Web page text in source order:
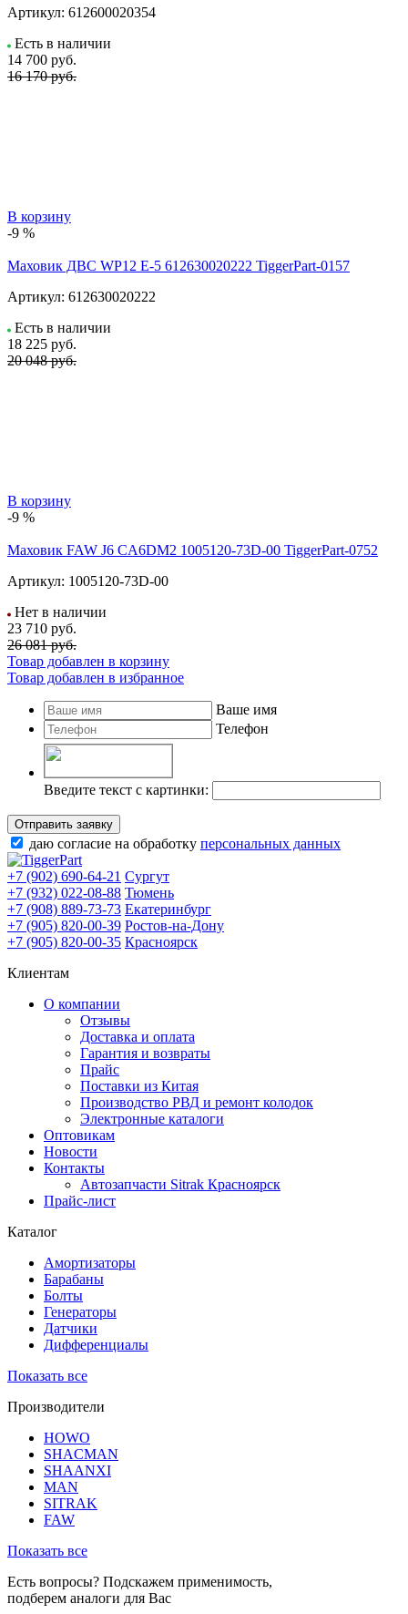
Артикул: 612600020354
Есть в наличии
14 700 руб.
16 170 руб.
В корзину
-9 %
Маховик ДВС WP12 E-5 612630020222 TiggerPart-0157
Артикул: 612630020222
Есть в наличии
18 225 руб.
20 048 руб.
В корзину
-9 %
Маховик FAW J6 CA6DM2 1005120-73D-00 TiggerPart-0752
Артикул: 1005120-73D-00
Нет в наличии
23 710 руб.
26 081 руб.
Товар добавлен в корзину
Товар добавлен в избранное
Ваше имя
Телефон
Введите текст с картинки:
Отправить заявку
даю согласие на обработку персональных данных
+7 (902) 690-64-21 Сургут
+7 (932) 022-08-88 Тюмень
+7 (908) 889-73-73 Екатеринбург
+7 (905) 820-00-39 Ростов-на-Дону
+7 (905) 820-00-35 Красноярск
Клиентам
О компании
Отзывы
Доставка и оплата
Гарантия и возвраты
Прайс
Поставки из Китая
Производство РВД и ремонт колодок
Электронные каталоги
Оптовикам
Новости
Контакты
Автозапчасти Sitrak Красноярск
Прайс-лист
Каталог
Амортизаторы
Барабаны
Болты
Генераторы
Датчики
Дифференциалы
Показать все
Производители
HOWO
SHACMAN
SHAANXI
MAN
SITRAK
FAW
Показать все
Есть вопросы? Подскажем применимость,
подберем аналоги для Вас